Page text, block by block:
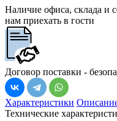
Наличие офиса, склада и
нам приехать в гости
Договор поставки -
Характеристики
Технические